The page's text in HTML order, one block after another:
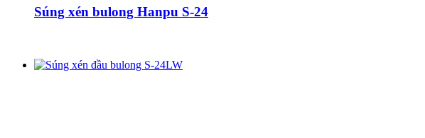
Súng xén bulong Hanpu S-24